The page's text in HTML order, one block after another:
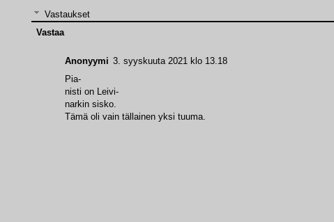
Vastaukset
Anonyymi 3. syyskuuta 2021 klo 13.18
Pia-
nisti on Leivi-
narkin sisko.
Tämä oli vain tällainen yksi tuuma.
Vastaa